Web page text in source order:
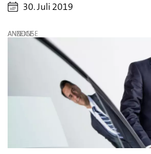
30. Juli 2019
ANZEIGE